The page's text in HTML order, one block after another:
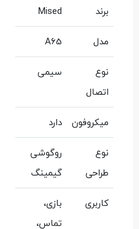
برند
Mised
مدل
A65
نوع
اتصال
سیمی
میکروفون
دارد
نوع
طراحی
روگوشی
گیمینگ
کاربری
بازی،
تماس،